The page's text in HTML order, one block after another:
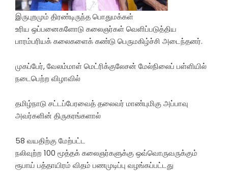
இருபுறமும் திரண்டிருந்த பொதுமக்கள்
உரிய ஒப்பனைகளோடு கலைஞர்கள் வெளிப்படுத்திய
பாரம்பரியக் கலைகளைக் கண்டு பெருமகிழ்ச்சி அடைந்தனர்.
முகப்பேர், வேலம்மாள் மெட்ரிக்குலேசன் மேல்நிலைப் பள்ளியில்
நடைபெற்ற விழாவில்
தமிழ்நாடு சட்டப்பேரவைத் தலைவர் மாண்புமிகு அப்பாவு
அவர்களின் திருகரங்களால்
58 வயதிற்கு மேற்பட்ட
நலிவுற்ற 100 மூத்தக் கலைஞர்களுக்கு ஒவ்வொருவருக்கும்
ரூபாய் பத்தாயிரம் விதம் பணமுடிப்பு வழங்கப்பட்டது